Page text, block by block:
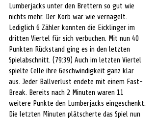
Lumberjacks unter den Brettern so gut wie
nichts mehr. Der Korb war wie vernagelt.
Lediglich 6 Zähler konnten die Eicklinger im
dritten Viertel für sich verbuchen. Mit nun 40
Punkten Rückstand ging es in den letzten
Spielabschnitt. (79:39) Auch im letzten Viertel
spielte Celle ihre Geschwindigkeit ganz klar
aus. Jeder Ballverlust endete mit einem Fast-
Break. Bereits nach 2 Minuten waren 11
weitere Punkte den Lumberjacks eingeschenkt.
Die letzten Minuten plätscherte das Spiel nun